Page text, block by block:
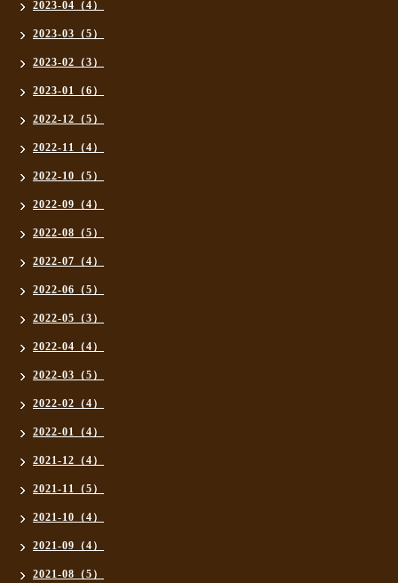
2023-04（4）
2023-03（5）
2023-02（3）
2023-01（6）
2022-12（5）
2022-11（4）
2022-10（5）
2022-09（4）
2022-08（5）
2022-07（4）
2022-06（5）
2022-05（3）
2022-04（4）
2022-03（5）
2022-02（4）
2022-01（4）
2021-12（4）
2021-11（5）
2021-10（4）
2021-09（4）
2021-08（5）